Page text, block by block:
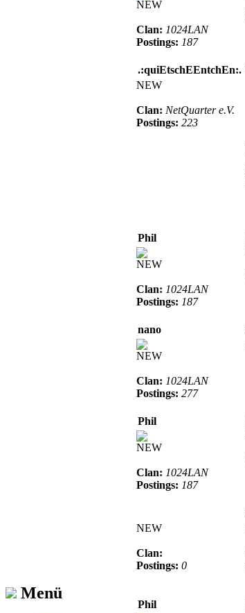
Menü
NEW
Clan: 1024LAN
Postings: 187
.:quiEtschEEntchEn:.
NEW
Clan: NetQuarter e.V.
Postings: 223
Phil
NEW
Clan: 1024LAN
Postings: 187
nano
NEW
Clan: 1024LAN
Postings: 277
Phil
NEW
Clan: 1024LAN
Postings: 187
NEW
Clan:
Postings: 0
Phil